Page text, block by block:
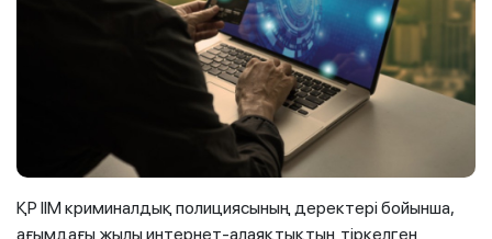
ҚР ІІМ криминалдық полициясының деректері бойынша,
ағымдағы жылы интернет-алаяқтықтың тіркелген